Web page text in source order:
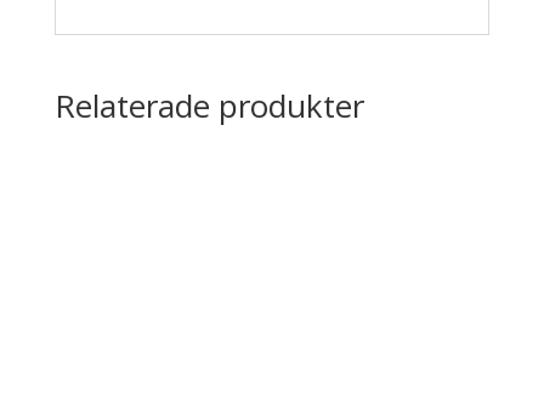
Relaterade produkter